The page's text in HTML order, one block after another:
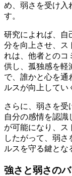
め、弱さを受け入
す。
研究によれば、自
分を向上させ、ス
れは、他者とのコ
供し、孤独感を軽
で、誰かと心を通
ルスが向上してい
さらに、弱さを受
自分の感情を認識
が可能になり、ス
したがって、弱
ルスを守る鍵とな
強さと弱さの